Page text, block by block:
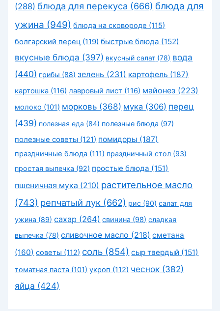
(288) блюда для перекуса (666) блюда для
ужина (949) блюда на сковороде (115)
болгарский перец (119) быстрые блюда (152)
вкусные блюда (397) вкусный салат (78) вода
(440) грибы (88) зелень (231) картофель (187)
картошка (116) лавровый лист (116) майонез (223)
молоко (101) морковь (368) мука (306) перец
(439) полезная еда (84) полезные блюда (97)
полезные советы (121) помидоры (187)
праздничные блюда (111) праздничный стол (93)
простая выпечка (92) простые блюда (151)
пшеничная мука (210) растительное масло
(743) репчатый лук (662) рис (90) салат для
ужина (89) сахар (264) свинина (98) сладкая
выпечка (78) сливочное масло (218) сметана
(160) советы (112) соль (854) сыр твердый (151)
томатная паста (101) укроп (112) чеснок (382)
яйца (424)